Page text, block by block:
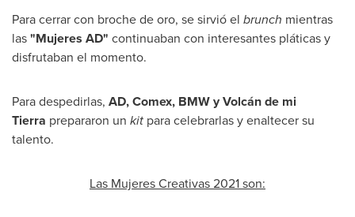
Para cerrar con broche de oro, se sirvió el brunch mientras
las"Mujeres AD" continuaban con interesantes pláticas y
disfrutaban el momento.
Para despedirlas, AD, Comex, BMW y Volcán de mi
Tierra prepararon un kit para celebrarlas y enaltecer su
talento.
Las Mujeres Creativas 2021son: